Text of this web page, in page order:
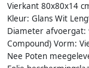
Vierkant 80x80x14
Kleur: Glans Wit
Diameter afvoergat:
Compound) Vorm:
Nee Poten